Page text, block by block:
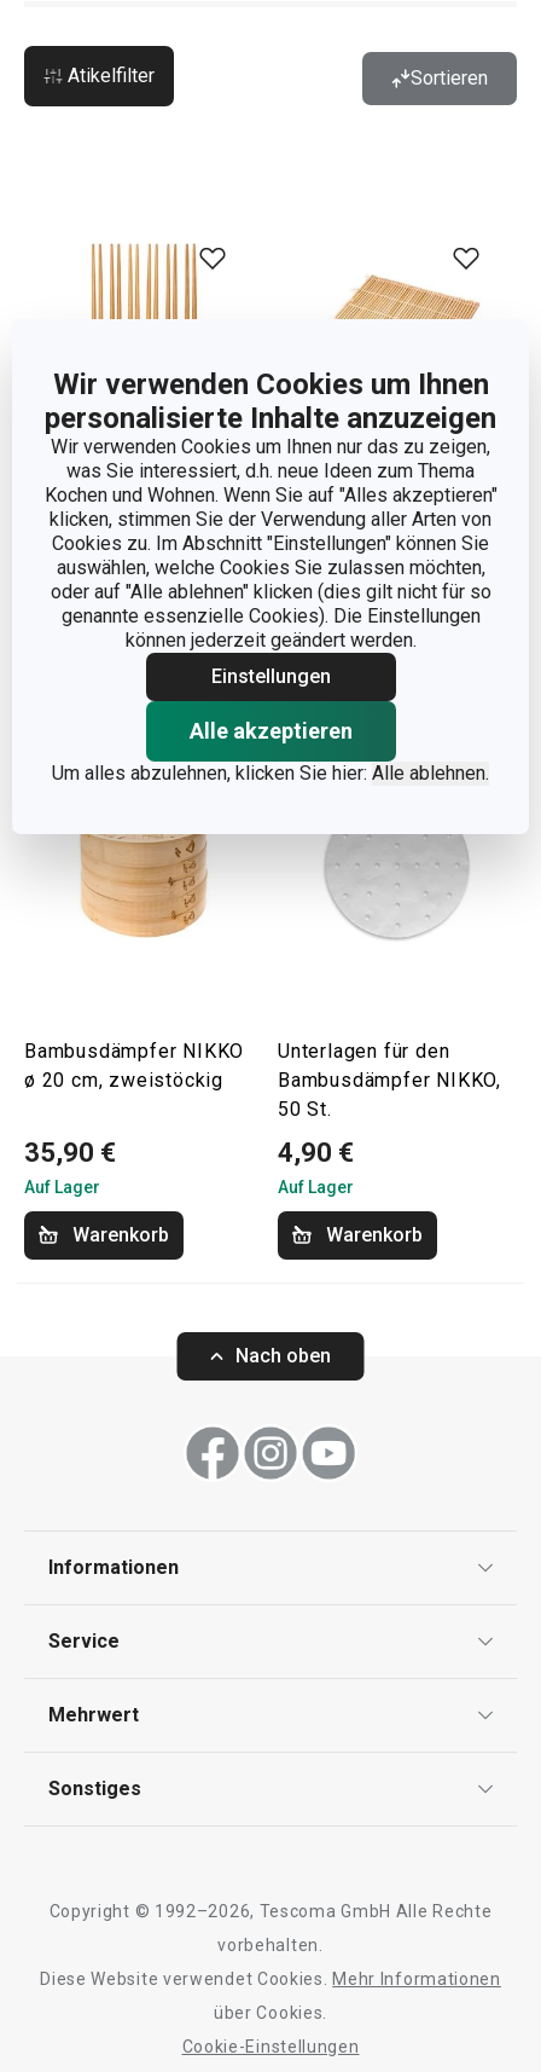
Wir verwenden Cookies um Ihnen
personalisierte Inhalte anzuzeigen
Wir verwenden Cookies um Ihnen nur das zu zeigen,
was Sie interessiert, d.h. neue Ideen zum Thema
Kochen und Wohnen. Wenn Sie auf "Alles akzeptieren"
klicken, stimmen Sie der Verwendung aller Arten von
Cookies zu. Im Abschnitt "Einstellungen" können Sie
auswählen, welche Cookies Sie zulassen möchten,
oder auf "Alle ablehnen" klicken (dies gilt nicht für so
genannte essenzielle Cookies). Die Einstellungen
können jederzeit geändert werden.
Einstellungen
Alle akzeptieren
Um alles abzulehnen, klicken Sie hier: Alle ablehnen.
Atikelfilter Sortieren
Essstäbchen mit Ablage
NIKKO, 6 Sets
11,90 €
Auf Lager
Warenkorb
Rollmatte für Sushi
NIKKO 24 x 24 cm
7,90 €
Auf Lager
Warenkorb
Bambusdämpfer NIKKO
ø 20 cm, zweistöckig
35,90 €
Auf Lager
Warenkorb
Unterlagen für den
Bambusdämpfer NIKKO,
50 St.
4,90 €
Auf Lager
Warenkorb
Nach oben
Informationen
Impressum
Service
Kontaktformular
Mehrwert
Qualität
Sonstiges
Barrierefreiheit
Copyright © 1992–2026, Tescoma GmbH Alle Rechte
vorbehalten.
Diese Website verwendet Cookies.
Mehr Informationen
über Cookies.
Cookie-Einstellungen